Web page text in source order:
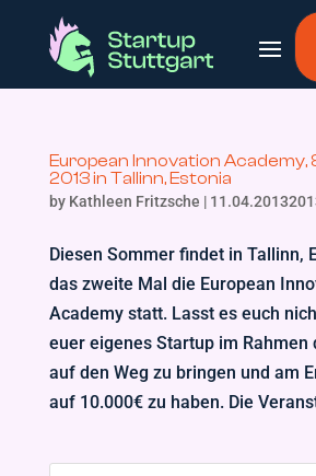
European Innovation Academy,
2013 in Tallinn, Estonia
by Kathleen Fritzsche |
Diesen Sommer findet in Tallinn,
das zweite Mal die European
Academy statt. Lasst es euch
euer eigenes Startup im Rahmen
auf den Weg zu bringen und am
auf 10.000€ zu haben. Die